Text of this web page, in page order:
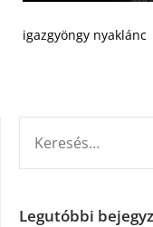
igazgyöngy nyaklánc
Legutóbbi